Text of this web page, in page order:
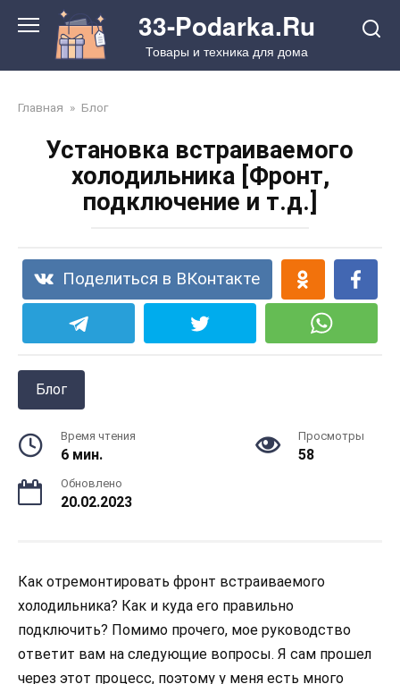
контенту
33-Podarka.Ru
Товары и техника для дома
Главная » Блог
Установка встраиваемого
холодильника [Фронт,
подключение и т.д.]
Поделиться в ВКонтакте
Блог
Время чтения
6 мин.
Просмотры
58
Обновлено
20.02.2023
Как отремонтировать фронт встраиваемого
холодильника? Как и куда его правильно
подключить? Помимо прочего, мое руководство
ответит вам на следующие вопросы. Я сам прошел
через этот процесс, поэтому у меня есть много